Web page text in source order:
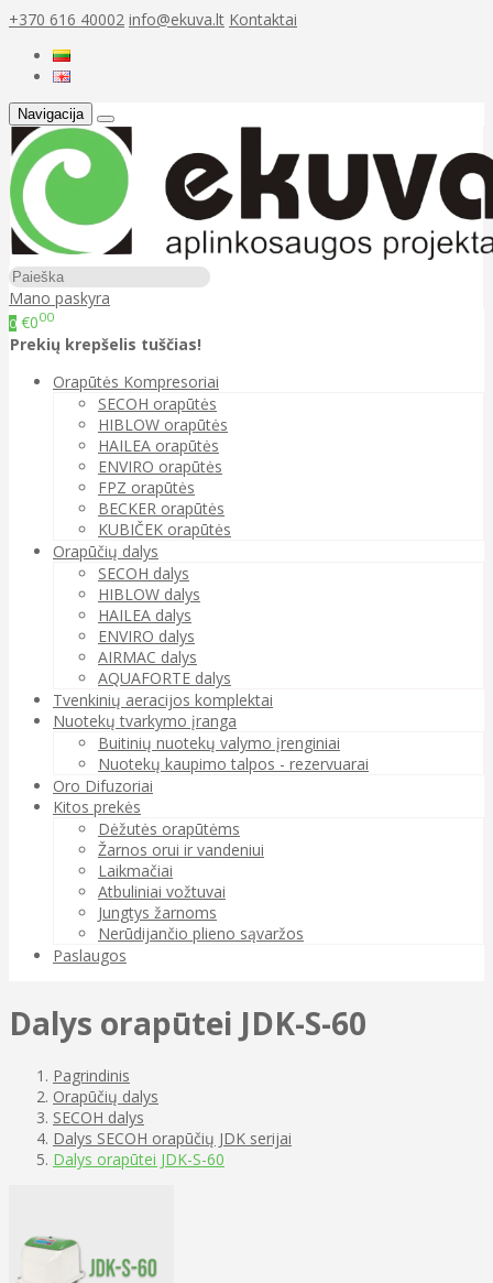
+370 616 40002 info@ekuva.lt Kontaktai
Navigacija
Mano paskyra
0 €000
Prekių krepšelis tuščias!
Orapūtės Kompresoriai
SECOH orapūtės
HIBLOW orapūtės
HAILEA orapūtės
ENVIRO orapūtės
FPZ orapūtės
BECKER orapūtės
KUBIČEK orapūtės
Orapūčių dalys
SECOH dalys
HIBLOW dalys
HAILEA dalys
ENVIRO dalys
AIRMAC dalys
AQUAFORTE dalys
Tvenkinių aeracijos komplektai
Nuotekų tvarkymo įranga
Buitinių nuotekų valymo įrenginiai
Nuotekų kaupimo talpos - rezervuarai
Oro Difuzoriai
Kitos prekės
Dėžutės orapūtėms
Žarnos orui ir vandeniui
Laikmačiai
Atbuliniai vožtuvai
Jungtys žarnoms
Nerūdijančio plieno sąvaržos
Paslaugos
Dalys orapūtei JDK-S-60
Pagrindinis
Orapūčių dalys
SECOH dalys
Dalys SECOH orapūčių JDK serijai
Dalys orapūtei JDK-S-60